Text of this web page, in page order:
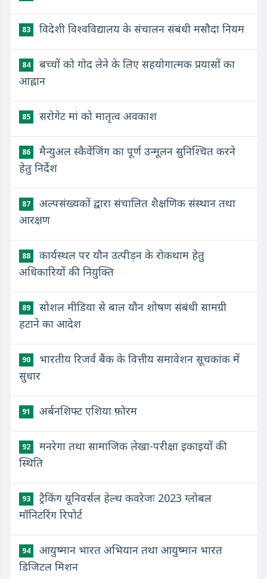
83 विदेशी विश्वविद्यालय के संचालन संबंधी मसौदा नियम
84
बच्चों को गोद लेने के लिए सहयोगात्मक प्रयासों का
आह्नान
85 सरोगेट मां को मातृत्व अवकाश
86
मैन्युअल स्कैवेंजिंग का पूर्ण उन्मूलन सुनिश्चित करने
हेतु निर्देश
87
अल्पसंख्यकों द्वारा संचालित शैक्षणिक संस्थान तथा
आरक्षण
88
कार्यस्थल पर यौन उत्पीड़न के रोकथाम हेतु
अधिकारियों की नियुक्ति
89
सोशल मीडिया से बाल यौन शोषण संबंधी सामग्री
हटाने का आदेश
90
भारतीय रिजर्व बैंक के वित्तीय समावेशन सूचकांक में
सुधार
91 अर्बनशिफ्ट एशिया फ़ोरम
92
मनरेगा तथा सामाजिक लेखा-परीक्षा इकाइयों की
स्थिति
93
ट्रैकिंग यूनिवर्सल हेल्थ कवरेजः 2023 ग्लोबल
मॉनिटरिंग रिपोर्ट
94
आयुष्मान भारत अभियान तथा आयुष्मान भारत
डिजिटल मिशन